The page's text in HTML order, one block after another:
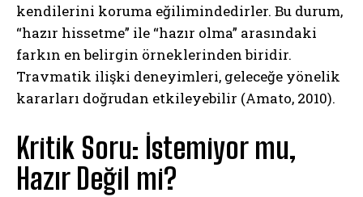
kendilerini koruma eğilimindedirler. Bu durum,
“hazır hissetme” ile “hazır olma” arasındaki
farkın en belirgin örneklerinden biridir.
Travmatik ilişki deneyimleri, geleceğe yönelik
kararları doğrudan etkileyebilir (Amato, 2010).
Kritik Soru: İstemiyor mu,
Hazır Değil mi?